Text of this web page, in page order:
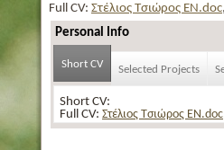
Full CV: Στέλιος Τσιώρος EN.doc,
Personal Info
Short CV Selected Projects
Short CV:
Full CV: Στέλιος Τσιώρος EN.doc